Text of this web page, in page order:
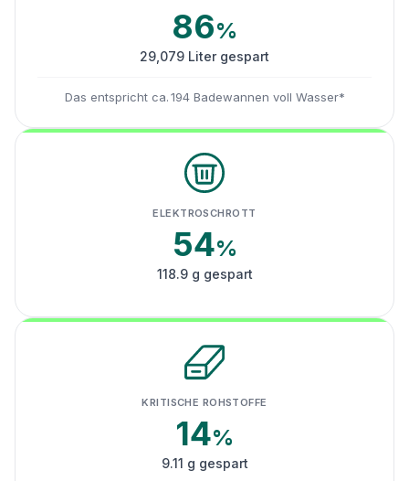
86%
29,079 Liter gespart
Das entspricht ca. 194 Badewannen voll Wasser*
ELEKTROSCHROTT
54%
118.9 g gespart
KRITISCHE ROHSTOFFE
14%
9.11 g gespart